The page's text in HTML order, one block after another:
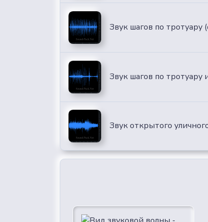
Звук шагов по тротуару
Звук шагов по тротуару
Звук открытого